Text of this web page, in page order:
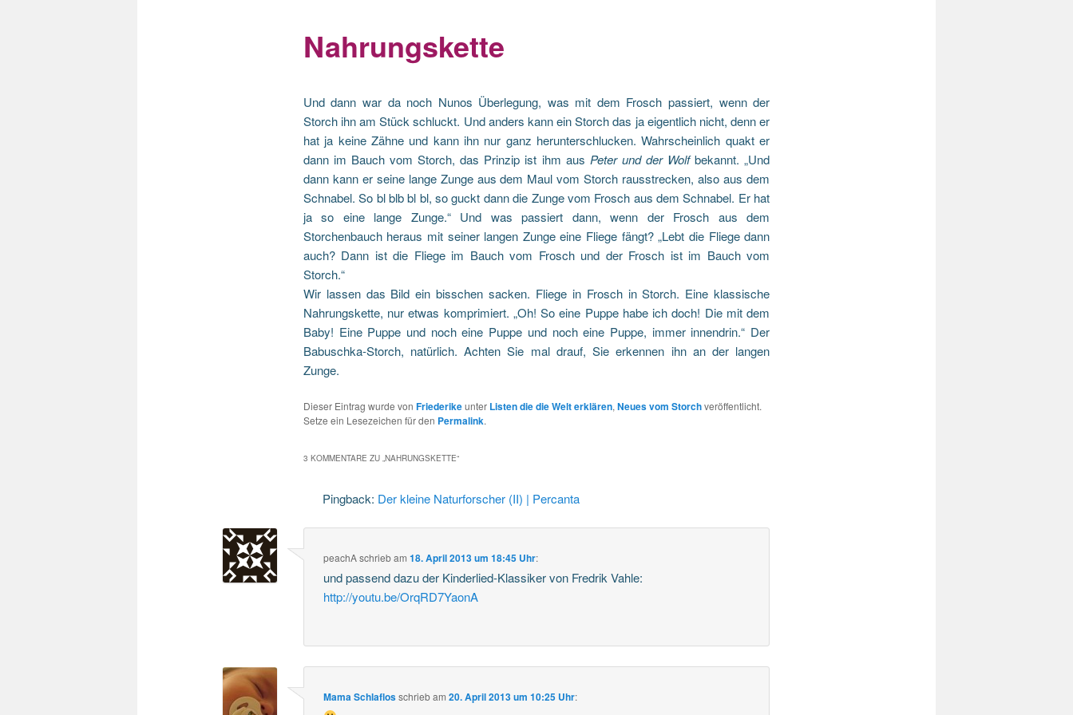
Nahrungskette
Und dann war da noch Nunos Überlegung, was mit dem Frosch passiert, wenn der
Storch ihn am Stück schluckt. Und anders kann ein Storch das ja eigentlich nicht, denn er
hat ja keine Zähne und kann ihn nur ganz herunterschlucken. Wahrscheinlich quakt er
dann im Bauch vom Storch, das Prinzip ist ihm aus Peter und der Wolfbekannt. „Und
dann kann er seine lange Zunge aus dem Maul vom Storch rausstrecken, also aus dem
Schnabel. So bl blb bl bl, so guckt dann die Zunge vom Frosch aus dem Schnabel. Er hat
ja so eine lange Zunge.“ Und was passiert dann, wenn der Frosch aus dem
Storchenbauch heraus mit seiner langen Zunge eine Fliege fängt? „Lebt die Fliege dann
auch? Dann ist die Fliege im Bauch vom Frosch und der Frosch ist im Bauch vom
Storch.“
Wir lassen das Bild ein bisschen sacken. Fliege in Frosch in Storch. Eine klassische
Nahrungskette, nur etwas komprimiert. „Oh! So eine Puppe habe ich doch! Die mit dem
Baby! Eine Puppe und noch eine Puppe und noch eine Puppe, immer innendrin.“ Der
Babuschka-Storch, natürlich. Achten Sie mal drauf, Sie erkennen ihn an der langen
Zunge.
Dieser Eintrag wurde von Friederikeunter Listen die die Welt erklären, Neues vom Storchveröffentlicht.
Setze ein Lesezeichen für den Permalink.
3 KOMMENTARE ZU „ NAHRUNGSKETTE“
Pingback: Der kleine Naturforscher (II) | Percanta
peachAschriebam18. April 2013 um 18:45 Uhr:
und passend dazu der Kinderlied-Klassiker von Fredrik Vahle:
http://youtu.be/OrqRD7YaonA
Mama Schlaflosschriebam20. April 2013 um 10:25 Uhr: